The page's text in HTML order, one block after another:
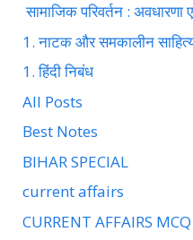
सामाजिक परिवर्तन : अवधारणा
1. नाटक और समकालीन
1. हिंदी निबंध
All Posts
Best Notes
BIHAR SPECIAL
current affairs
CURRENT AFFAIRS MCQ